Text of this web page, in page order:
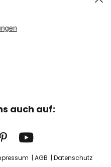
auch auf:
AGB Datenschutz